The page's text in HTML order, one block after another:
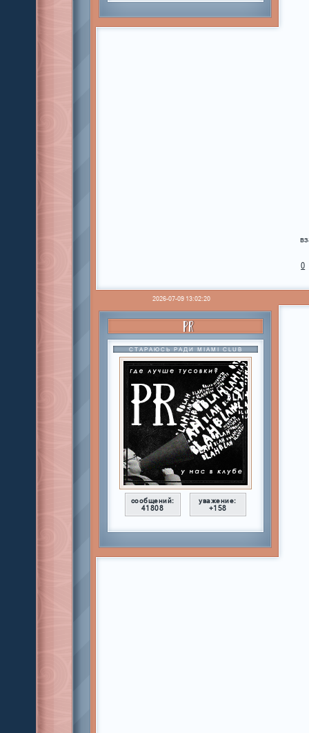
0
2026-07-09 13:02:20
PR
СТАРАЮСЬ РАДИ MIAMI CLUB
сообщений:
41808
уважение:
+158